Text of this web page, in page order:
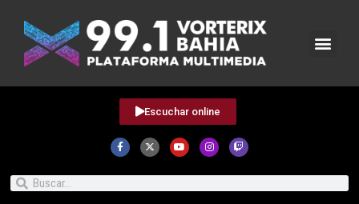
Escuchar online